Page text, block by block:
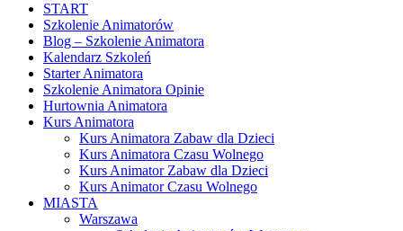
START
Szkolenie Animatorów
Blog – Szkolenie Animatora
Kalendarz Szkoleń
Starter Animatora
Szkolenie Animatora Opinie
Hurtownia Animatora
Kurs Animatora
Kurs Animatora Zabaw dla Dzieci
Kurs Animatora Czasu Wolnego
Kurs Animator Zabaw dla Dzieci
Kurs Animator Czasu Wolnego
MIASTA
Warszawa